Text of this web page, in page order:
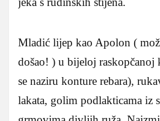
Mladić lijep kao Apolon (
došao! ) u bijeloj raskopčanoj
se naziru konture rebara),
lakata, golim podlakticama iz